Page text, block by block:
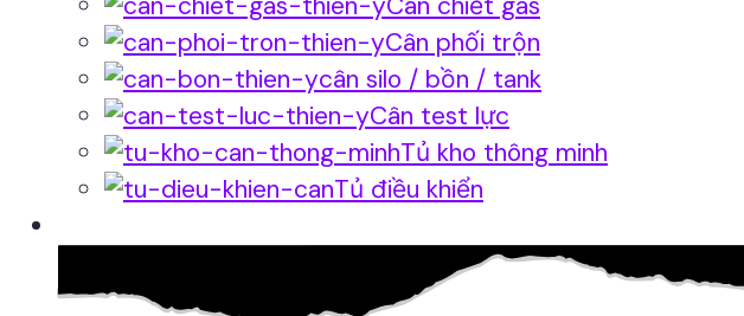
Cân phối trộn
cân silo / bồn / tank
Cân test lực
Tủ kho thông minh
Tủ điều khiển